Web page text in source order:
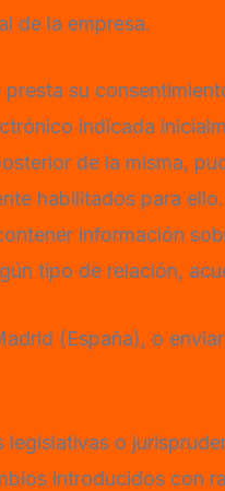
de la empresa.
su
indicada
de la misma,
habilitados para
información
tipo de relación,
(España), o
o
introducidos con